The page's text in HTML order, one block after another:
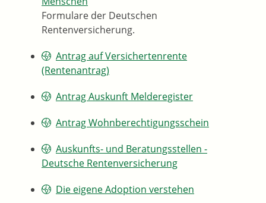
Formulare der Deutschen
Rentenversicherung.
Antrag auf Versichertenrente
(Rentenantrag)
Antrag Auskunft Melderegister
Antrag Wohnberechtigungsschein
Auskunfts- und Beratungsstellen -
Deutsche Rentenversicherung
Die eigene Adoption verstehen